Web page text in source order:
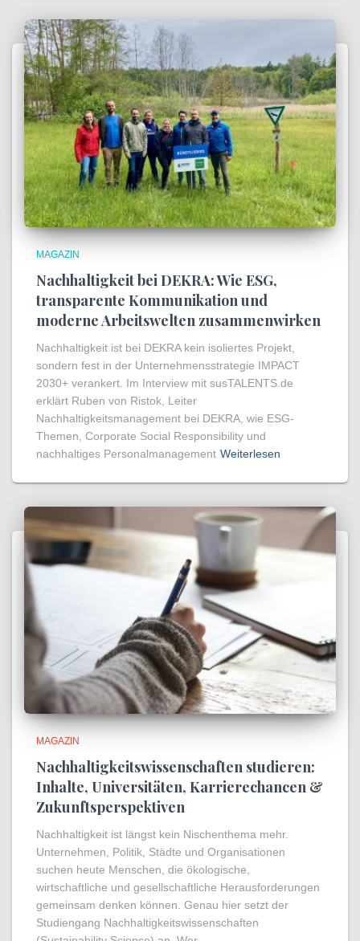
MAGAZIN
Nachhaltigkeit bei DEKRA: Wie ESG,
transparente Kommunikation und
moderne Arbeitswelten zusammenwirken
Nachhaltigkeit ist bei DEKRA kein isoliertes Projekt,
sondern fest in der Unternehmensstrategie IMPACT
2030+ verankert. Im Interview mit susTALENTS.de
erklärt Ruben von Ristok, Leiter
Nachhaltigkeitsmanagement bei DEKRA, wie ESG-
Themen, Corporate Social Responsibility und
nachhaltiges Personalmanagement Weiterlesen
MAGAZIN
Nachhaltigkeitswissenschaften studieren:
Inhalte, Universitäten, Karrierechancen &
Zukunftsperspektiven
Nachhaltigkeit ist längst kein Nischenthema mehr.
Unternehmen, Politik, Städte und Organisationen
suchen heute Menschen, die ökologische,
wirtschaftliche und gesellschaftliche Herausforderungen
gemeinsam denken können. Genau hier setzt der
Studiengang Nachhaltigkeitswissenschaften